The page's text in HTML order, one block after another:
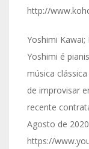
http://
Yoshimi
Yoshimi é
música
de improvisar
recente
Agosto de
https://